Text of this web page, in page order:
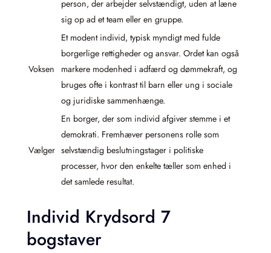
person, der arbejder selvstændigt, uden at læne
sig op ad et team eller en gruppe.
Voksen
Et modent individ, typisk myndigt med fulde
borgerlige rettigheder og ansvar. Ordet kan også
markere modenhed i adfærd og dømmekraft, og
bruges ofte i kontrast til barn eller ung i sociale
og juridiske sammenhænge.
Vælger
En borger, der som individ afgiver stemme i et
demokrati. Fremhæver personens rolle som
selvstændig beslutningstager i politiske
processer, hvor den enkelte tæller som enhed i
det samlede resultat.
Individ Krydsord 7
bogstaver